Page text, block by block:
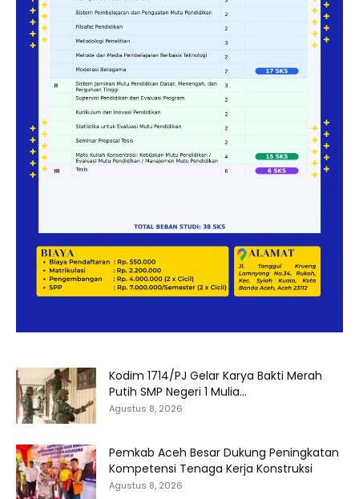
Kodim 1714/PJ Gelar Karya Bakti Merah
Putih SMP Negeri 1 Mulia...
Agustus 8, 2026
Pemkab Aceh Besar Dukung Peningkatan
Kompetensi Tenaga Kerja Konstruksi
Agustus 8, 2026